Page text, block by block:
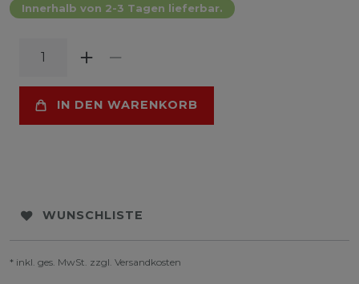
Innerhalb von 2-3 Tagen lieferbar.
IN DEN WARENKORB
WUNSCHLISTE
* inkl. ges. MwSt. zzgl. Versandkosten